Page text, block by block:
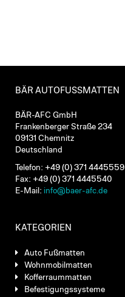
BÄR AUTOFUSSMATTEN
BÄR-AFC GmbH
Frankenberger Straße 234
09131 Chemnitz
Deutschland
Telefon: +49 (0) 371 4445559
Fax: +49 (0) 371 4445540
E-Mail: info@baer-afc.de
KATEGORIEN
Auto Fußmatten
Wohnmobilmatten
Kofferraummatten
Befestigungssysteme